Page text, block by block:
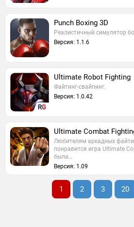
Punch Boxing 3D
Реалистичный симулятор
Версия: 1.1.6
Ultimate Robot Fighting
Файтинг-свайпинг.
Версия: 1.0.42
Ultimate Combat
Любителям аркадных
понравится игра Ultimate
была…
Версия: 1.09
1 2 3 20